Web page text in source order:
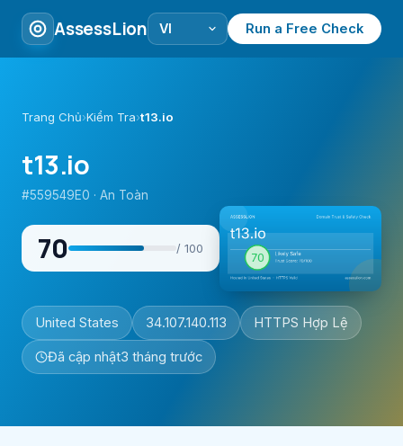
AssessLion Run a Free Check
Trang Chủ›Kiểm Tra›t13.io
t13.io
#559549E0 · An Toàn
70 / 100
United States 34.107.140.113 HTTPS Hợp Lệ
Đã cập nhật3 tháng trước